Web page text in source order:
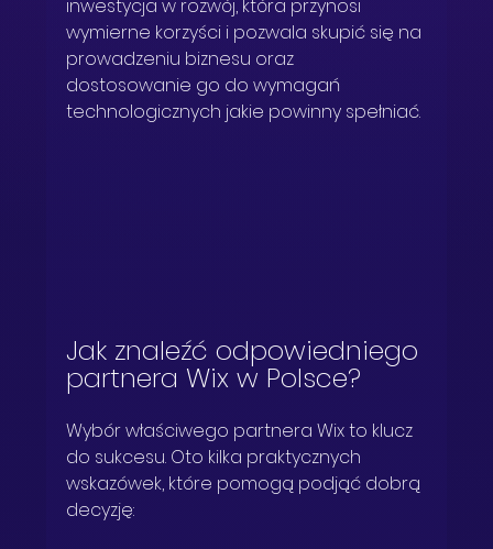
inwestycja w rozwój, która przynosi
wymierne korzyści i pozwala skupić się na
prowadzeniu biznesu oraz
dostosowanie go do wymagań
technologicznych jakie powinny spełniać.
Jak znaleźć odpowiedniego
partnera Wix w Polsce?
Wybór właściwego partnera Wix to klucz
do sukcesu. Oto kilka praktycznych
wskazówek, które pomogą podjąć dobrą
decyzję: